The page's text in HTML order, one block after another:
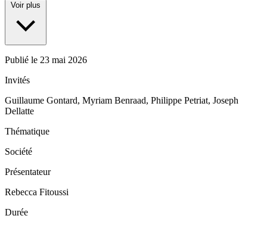
Voir plus
Publié le 23 mai 2026
Invités
Guillaume Gontard, Myriam Benraad, Philippe Petriat, Joseph
Dellatte
Thématique
Société
Présentateur
Rebecca Fitoussi
Durée